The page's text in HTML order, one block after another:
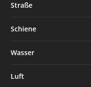
Straße
Schiene
Wasser
Luft